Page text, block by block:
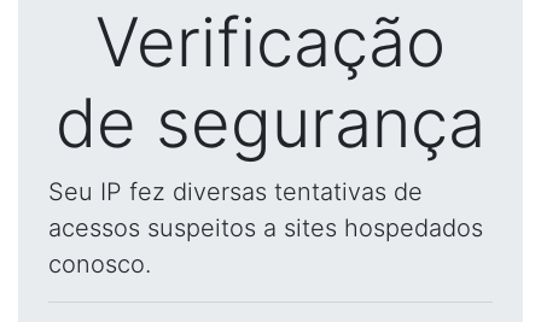
Verificação
de segurança
Seu IP fez diversas tentativas de
acessos suspeitos a sites hospedados
conosco.